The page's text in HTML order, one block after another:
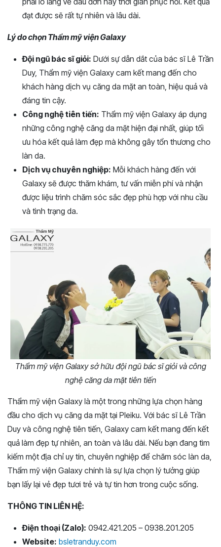
đạt được sẽ rất tự nhiên và lâu dài.
Lý do chọn Thẩm mỹ viện Galaxy
Đội ngũ bác sĩ giỏi: Dưới sự dẫn dắt của bác sĩ Lê Trần
Duy, Thẩm mỹ viện Galaxy cam kết mang đến cho
khách hàng dịch vụ căng da mặt an toàn, hiệu quả và
đáng tin cậy.
Công nghệ tiên tiến: Thẩm mỹ viện Galaxy áp dụng
những công nghệ căng da mặt hiện đại nhất, giúp tối
ưu hóa kết quả làm đẹp mà không gây tổn thương cho
làn da.
Dịch vụ chuyên nghiệp: Mỗi khách hàng đến với
Galaxy sẽ được thăm khám, tư vấn miễn phí và nhận
được liệu trình chăm sóc sắc đẹp phù hợp với nhu cầu
và tình trạng da.
Thẩm mỹ viện Galaxy sở hữu đội ngũ bác sĩ giỏi và công
nghệ căng da mặt tiên tiến
Thẩm mỹ viện Galaxy là một trong những lựa chọn hàng
đầu cho dịch vụ căng da mặt tại Pleiku. Với bác sĩ Lê Trần
Duy và công nghệ tiên tiến, Galaxy cam kết mang đến kết
quả làm đẹp tự nhiên, an toàn và lâu dài. Nếu bạn đang tìm
kiếm một địa chỉ uy tín, chuyên nghiệp để chăm sóc làn da,
Thẩm mỹ viện Galaxy chính là sự lựa chọn lý tưởng giúp
bạn lấy lại vẻ đẹp tươi trẻ và tự tin hơn trong cuộc sống.
THÔNG TIN LIÊN HỆ:
Điện thoại (Zalo): 0942.421.205 – 0938.201.205
Website: bsletranduy.com